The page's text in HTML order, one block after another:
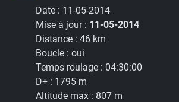
Date : 11-05-2014
Mise à jour : 11-05-2014
Distance : 46 km
Boucle : oui
Temps roulage : 04:30:00
D+ : 1795 m
Altitude max : 807 m